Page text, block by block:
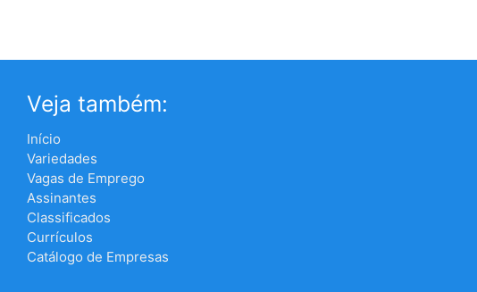
Veja também:
Início
Variedades
Vagas de Emprego
Assinantes
Classificados
Currículos
Catálogo de Empresas